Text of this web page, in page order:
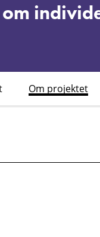
Om projektet